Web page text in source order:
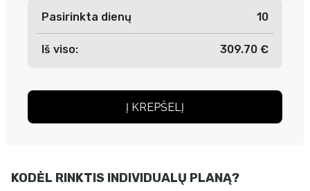
Pasirinkta dienų 10
Iš viso: 309.70 €
Į KREPŠELĮ
KODĖL RINKTIS INDIVIDUALŲ PLANĄ?